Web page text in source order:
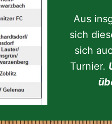
Aus
sich
sich
Turnier.